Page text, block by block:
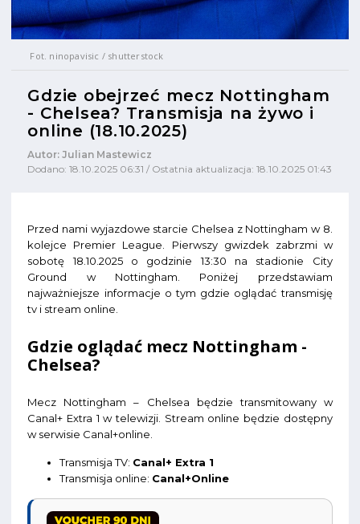
Fot. ninopavisic / shutterstock
Gdzie obejrzeć mecz Nottingham
- Chelsea? Transmisja na żywo i
online (18.10.2025)
Autor: Julian Mastewicz
Dodano: 18.10.2025 06:31 / Ostatnia aktualizacja: 18.10.2025 01:43
Przed nami wyjazdowe starcie Chelsea z Nottingham w 8.
kolejce Premier League. Pierwszy gwizdek zabrzmi w
sobotę 18.10.2025 o godzinie 13:30 na stadionie City
Ground w Nottingham. Poniżej przedstawiam
najważniejsze informacje o tym gdzie oglądać transmisję
tv i stream online.
Gdzie oglądać mecz Nottingham -
Chelsea?
Mecz Nottingham – Chelsea będzie transmitowany w
Canal+ Extra 1 w telewizji. Stream online będzie dostępny
w serwisie Canal+online.
Transmisja TV: Canal+ Extra 1
Transmisja online: Canal+Online